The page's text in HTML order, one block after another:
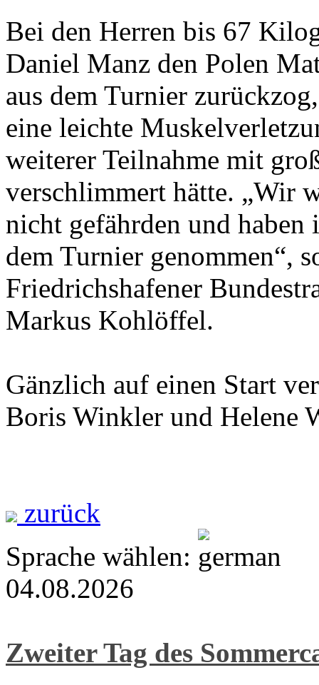
Bei den Herren bis 67
Daniel Manz den Polen
aus dem Turnier
eine leichte
weiterer Teilnahme mit
verschlimmert hätte. „Wir
nicht gefährden und haben
dem Turnier genommen“,
Friedrichshafener
Markus Kohlöffel.
Gänzlich auf einen Start
Boris Winkler und Helene
zurück
Sprache wählen:
04.08.2026
Zweiter Tag des